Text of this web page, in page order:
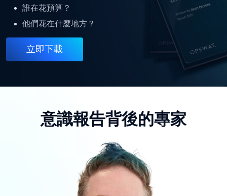
誰在花預算？
他們花在什麼地方？
立即下載
意識報告背後的專家